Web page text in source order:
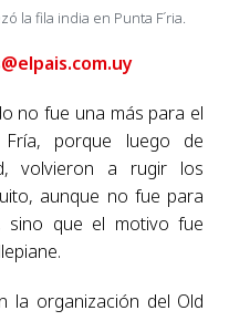
la fila india en Punta F´ria.
no fue una más para el
porque luego de
volvieron a rugir los
aunque no fue para
sino que el motivo fue
la organización del Old